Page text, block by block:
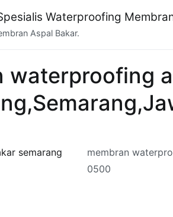
Waterproofing
Aspal Bakar.
waterproofing
semarang
membran
0500